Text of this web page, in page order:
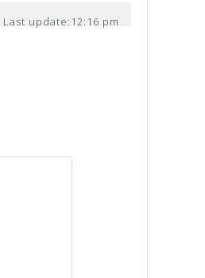
Last update: 12:16 pm